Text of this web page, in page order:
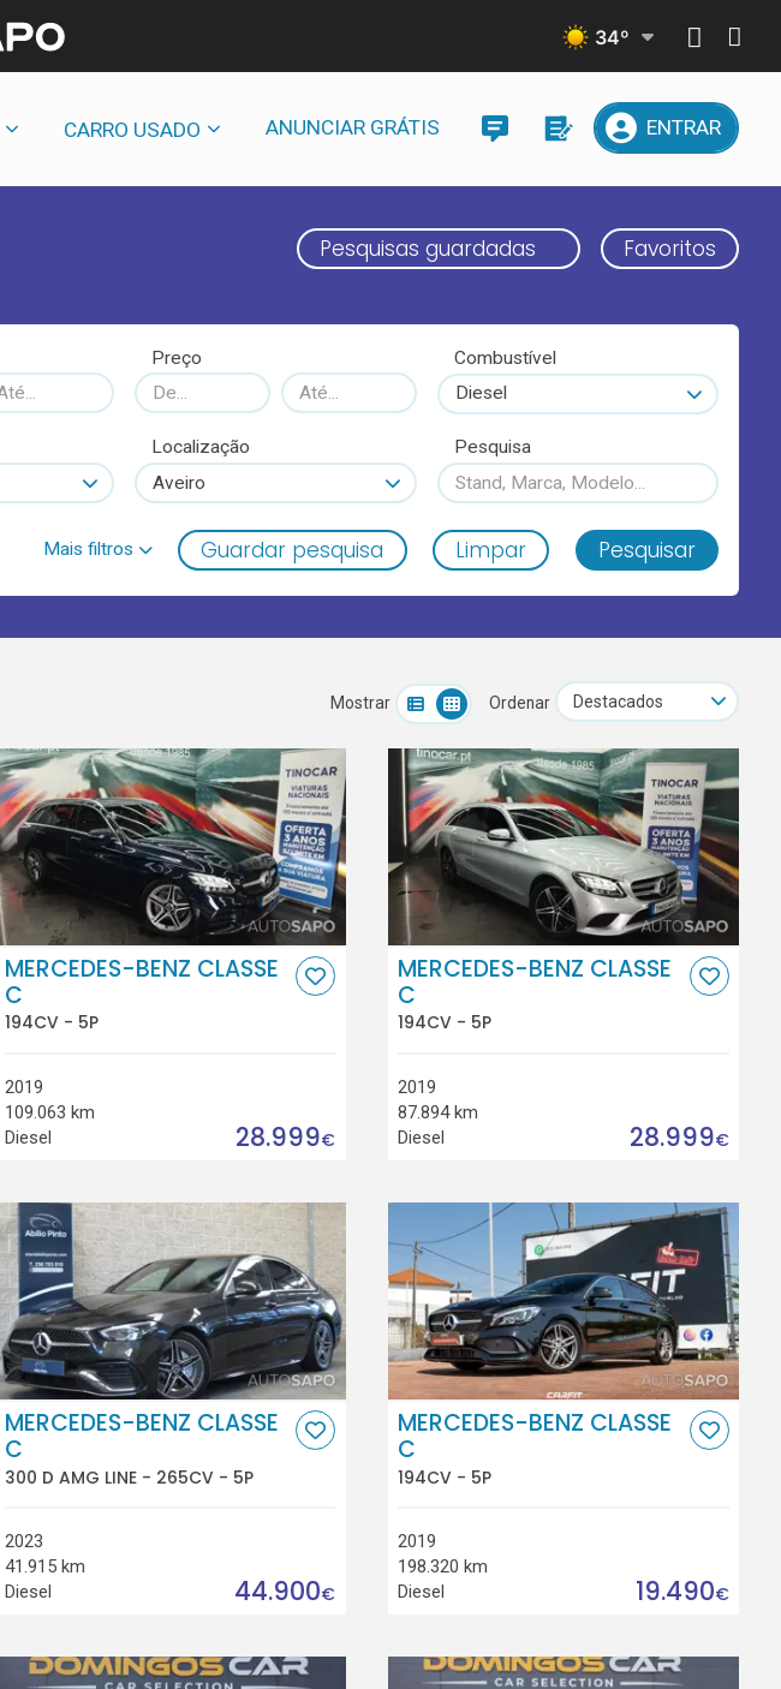
34º
CARRO USADO ANUNCIAR GRÁTIS ENTRAR
Pesquisas guardadas Favoritos
Preço
Combustível
Diesel
Localização
Aveiro
Pesquisa
Guardar pesquisa Limpar Pesquisar
Mostrar Ordenar
MERCEDES-BENZ CLASSE
C
194CV - 5P
2019
109.063 km
Diesel
28.999€
MERCEDES-BENZ CLASSE
C
194CV - 5P
2019
87.894 km
Diesel
28.999€
MERCEDES-BENZ CLASSE
C
300 D AMG LINE - 265CV - 5P
2023
41.915 km
Diesel
44.900€
MERCEDES-BENZ CLASSE
C
194CV - 5P
2019
198.320 km
Diesel
19.490€